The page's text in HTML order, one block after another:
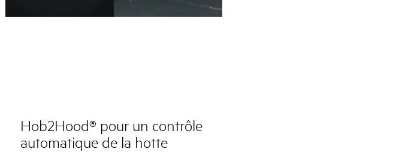
Hob2Hood® pour un contrôle
automatique de la hotte